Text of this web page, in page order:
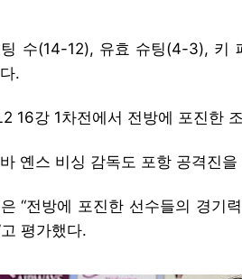
수(14-12), 유효 슈팅(4-3), 키
.
16강 1차전에서 전방에 포진한
옌스 비싱 감독도 포항 공격진을
“전방에 포진한 선수들의 경기
평가했다.